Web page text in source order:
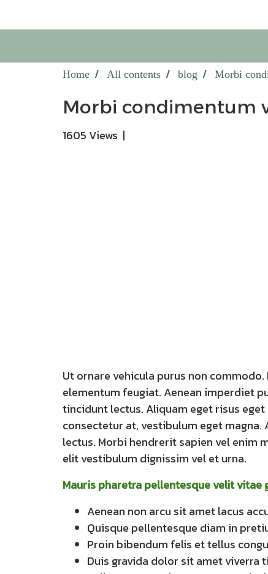
Home All contents blog Morbi
Morbi condimentum
1605 Views |
Ut ornare vehicula purus non
elementum feugiat. Aenean imperdiet
tincidunt lectus. Aliquam eget risus
consectetur at, vestibulum eget
lectus. Morbi hendrerit sapien vel enim
elit vestibulum dignissim vel et urna.
Mauris pharetra pellentesque velit vitae
Aenean non arcu sit amet lacus
Quisque pellentesque diam in
Proin bibendum felis et tellus
Duis gravida dolor sit amet viverra